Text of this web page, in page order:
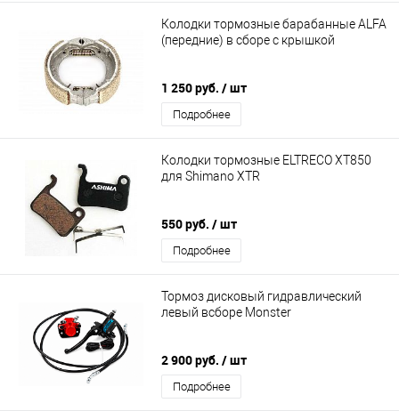
Колодки тормозные барабанные ALFA
(передние) в сборе с крышкой
1 250 руб. / шт
Подробнее
Колодки тормозные ELTRECO XT850
для Shimano XTR
550 руб. / шт
Подробнее
Тормоз дисковый гидравлический
левый всборе Monster
2 900 руб. / шт
Подробнее